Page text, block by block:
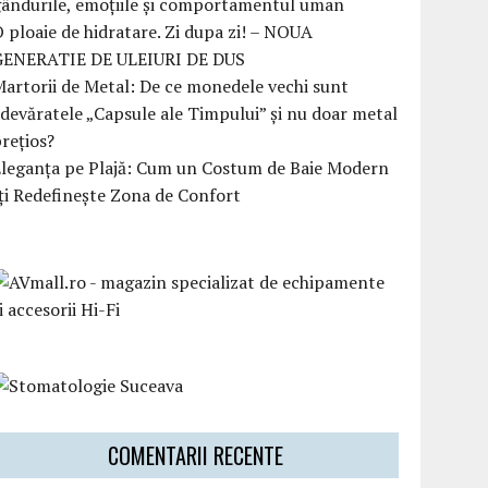
ploaie de hidratare. Zi dupa zi! – NOUA
DE ULEIURI DE DUS
de Metal: De ce monedele vechi sunt
„Capsule ale Timpului” și nu doar metal
pe Plajă: Cum un Costum de Baie Modern
Redefinește Zona de Confort
COMENTARII RECENTE